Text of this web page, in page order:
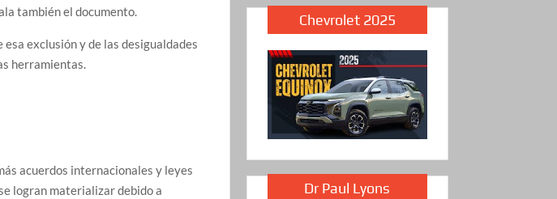
también el documento.
exclusión y de las desigualdades
herramientas.
acuerdos internacionales y leyes
logran materializar debido a
Chevrolet 2025
Dr Paul Lyons